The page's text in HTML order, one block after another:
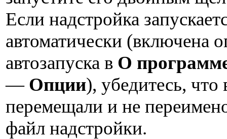
Если надстройка
автоматически (включена
автозапуска в О
— Опции), убедитесь, что
перемещали и не
файл надстройки.